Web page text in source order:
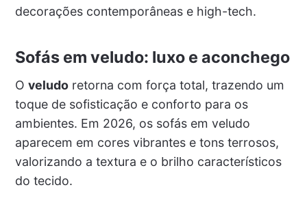
decorações contemporâneas e high-tech.
Sofás em veludo: luxo e aconchego
O veludoretorna com força total, trazendo um
toque de sofisticação e conforto para os
ambientes. Em 2026, os sofás em veludo
aparecem em cores vibrantes e tons terrosos,
valorizando a textura e o brilho característicos
do tecido.